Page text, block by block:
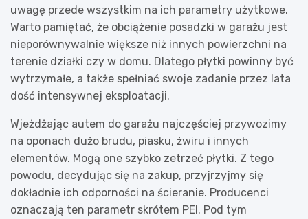
uwagę przede wszystkim na ich parametry użytkowe.
Warto pamiętać, że obciążenie posadzki w garażu jest
nieporównywalnie większe niż innych powierzchni na
terenie działki czy w domu. Dlatego płytki powinny być
wytrzymałe, a także spełniać swoje zadanie przez lata
dość intensywnej eksploatacji.
Wjeżdżając autem do garażu najczęściej przywozimy
na oponach dużo brudu, piasku, żwiru i innych
elementów. Mogą one szybko zetrzeć płytki. Z tego
powodu, decydując się na zakup, przyjrzyjmy się
dokładnie ich odporności na ścieranie. Producenci
oznaczają ten parametr skrótem PEI. Pod tym